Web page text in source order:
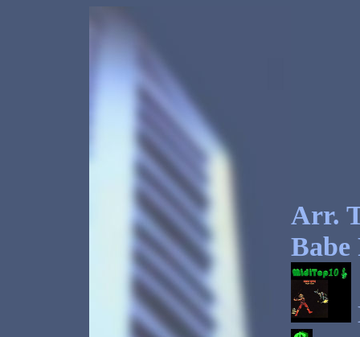
Arr.
Babe